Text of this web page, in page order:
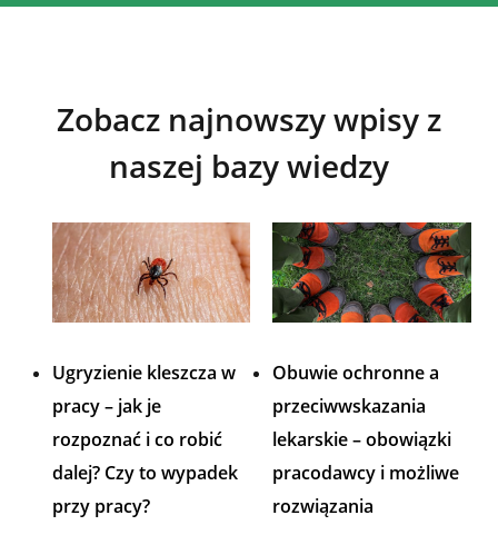
Zobacz najnowszy wpisy z
naszej bazy wiedzy
Ugryzienie kleszcza w
pracy – jak je
rozpoznać i co robić
dalej? Czy to wypadek
przy pracy?
Obuwie ochronne a
przeciwwskazania
lekarskie – obowiązki
pracodawcy i możliwe
rozwiązania